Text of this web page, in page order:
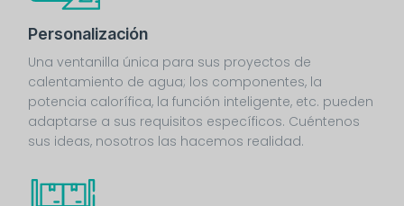
Personalización
Una ventanilla única para sus proyectos de
calentamiento de agua; los componentes, la
potencia calorífica, la función inteligente, etc. pueden
adaptarse a sus requisitos específicos. Cuéntenos
sus ideas, nosotros las hacemos realidad.